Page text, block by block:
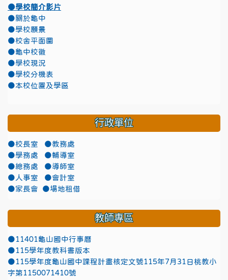
●學校簡介影片
●關於龜中
●學校願景
●校舍平面圖
●龜中校徽
●學校現況
●學校分機表
●本校位置及學區
行政單位
●校長室
●教務處
●學務處
●輔導室
●總務處
●導師室
●人事室
●會計室
●家長會
●場地租借
教師專區
●11401龜山國中行事曆
●115學年度教科書版本
●115學年度龜山國中課程計畫核定文號115年7月31日桃教小
字第1150071410號